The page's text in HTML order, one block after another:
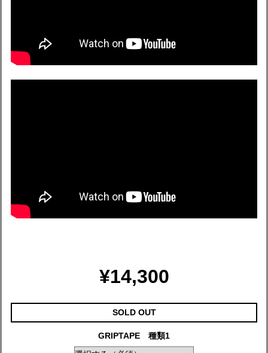
¥14,300
SOLD OUT
GRIPTAPE 種類1